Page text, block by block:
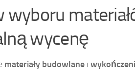
wyboru
wycenę
materiały budowlane i